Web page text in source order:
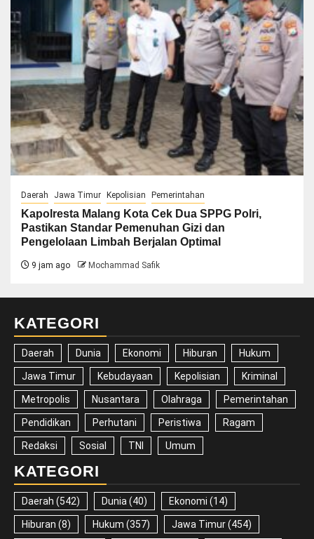
Daerah Jawa Timur Kepolisian Pemerintahan
Kapolresta Malang Kota Cek Dua SPPG Polri,
Pastikan Standar Pemenuhan Gizi dan
Pengelolaan Limbah Berjalan Optimal
9 jam ago Mochammad Safik
KATEGORI
Daerah Dunia Ekonomi Hiburan Hukum
Jawa Timur Kebudayaan Kepolisian Kriminal
Metropolis Nusantara Olahraga Pemerintahan
Pendidikan Perhutani Peristiwa Ragam
Redaksi Sosial TNI Umum
KATEGORI
Daerah (542) Dunia (40) Ekonomi (14)
Hiburan (8) Hukum (357) Jawa Timur(454)